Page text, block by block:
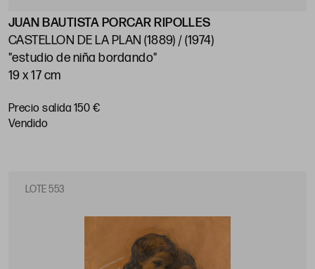
JUAN BAUTISTA PORCAR RIPOLLES
CASTELLON DE LA PLAN (1889) / (1974)
"estudio de niña bordando"
19 x 17 cm
Precio salida 150 €
vendido
LOTE 553